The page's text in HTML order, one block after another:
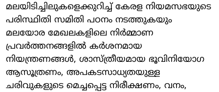
മലയിടിച്ചിലുകളെക്കുറിച്ച് കേരള നിയമസഭയുടെ
പരിസ്ഥിതി സമിതി പഠനം നടത്തുകയും
മലയോര മേഖലകളിലെ നിർമ്മാണ
പ്രവർത്തനങ്ങളിൽ കർശനമായ
നിയന്ത്രണങ്ങൾ, ശാസ്ത്രീയമായ ഭൂവിനിയോഗ
ആസൂത്രണം, അപകടസാധ്യതയുള്ള
ചരിവുകളുടെ മെച്ചപ്പെട്ട നിരീക്ഷണം, വനം,